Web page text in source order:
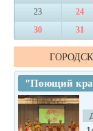
23
24
30
31
"Поющий